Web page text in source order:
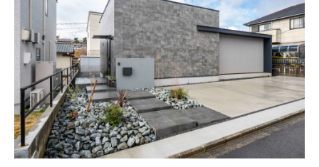
注文住宅のコストダウンに必要な工夫とは
注文住宅の設備選びでコスト削減を実現す
る秘訣
注文住宅で地元の特性を活かしたコスト管
理
無駄を省いて満足度を高める家づくり
注文住宅で無駄な設備を減らす選択基準